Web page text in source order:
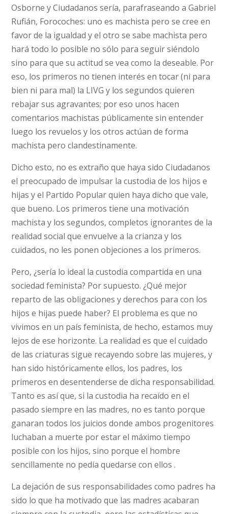
Osborne y Ciudadanos sería, parafraseando a Gabriel
Rufián, Forocoches: uno es machista pero se cree en
favor de la igualdad y el otro se sabe machista pero
hará todo lo posible no sólo para seguir siéndolo
sino para que su actitud se vea como la deseable. Por
eso, los primeros no tienen interés en tocar (ni para
bien ni para mal) la LIVG y los segundos quieren
rebajar sus agravantes; por eso unos hacen
comentarios machistas públicamente sin entender
luego los revuelos y los otros actúan de forma
machista pero clandestinamente.
Dicho esto, no es extraño que haya sido Ciudadanos
el preocupado de impulsar la custodia de los hijos e
hijas y el Partido Popular quien haya dicho que vale,
que bueno. Los primeros tiene una motivación
machista y los segundos, completos ignorantes de la
realidad social que envuelve a la crianza y los
cuidados, no les ponen objeciones a los primeros.
Pero, ¿sería lo ideal la custodia compartida en una
sociedad feminista? Por supuesto. ¿Qué mejor
reparto de las obligaciones y derechos para con los
hijos e hijas puede haber? El problema es que no
vivimos en un país feminista, de hecho, estamos muy
lejos de ese horizonte. La realidad es que el cuidado
de las criaturas sigue recayendo sobre las mujeres, y
han sido históricamente ellos, los padres, los
primeros en desentenderse de dicha responsabilidad.
Tanto es así que, si la custodia ha recaído en el
pasado siempre en las madres, no es tanto porque
ganaran todos los juicios donde ambos progenitores
luchaban a muerte por estar el máximo tiempo
posible con los hijos, sino porque el hombre
sencillamente no pedía quedarse con ellos .
La dejación de sus responsabilidades como padres ha
sido lo que ha motivado que las madres acabaran